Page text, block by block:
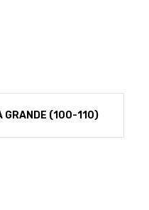
GRANDE (100-110)